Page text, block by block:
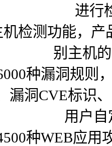
进行
检测功能，
别主机
种漏洞规则
漏洞CVE标识
用户
种WEB应